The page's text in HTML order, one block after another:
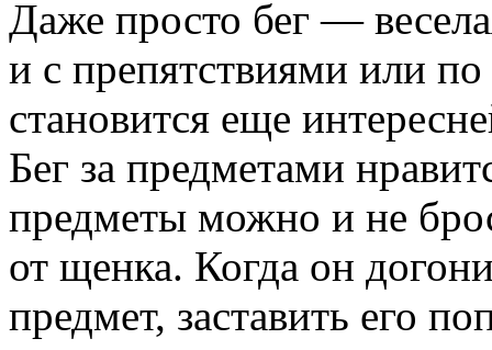
Даже просто бег —
и с препятствиями или
становится еще
Бег за предметами
предметы можно и не
от щенка. Когда он
предмет, заставить его